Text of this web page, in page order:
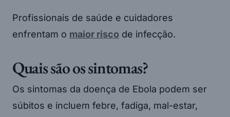
Profissionais de saúde e cuidadores
enfrentam o maior risco de infecção.
Quais são os sintomas?
Os sintomas da doença de Ebola podem ser
súbitos e incluem febre, fadiga, mal-estar,